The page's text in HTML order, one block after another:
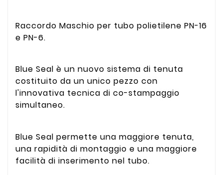
Raccordo Maschio per tubo polietilene PN-16
e PN-6.
Blue Seal è un nuovo sistema di tenuta
costituito da un unico pezzo con
l'innovativa tecnica di co-stampaggio
simultaneo.
Blue Seal permette una maggiore tenuta,
una rapidità di montaggio e una maggiore
facilità di inserimento nel tubo.